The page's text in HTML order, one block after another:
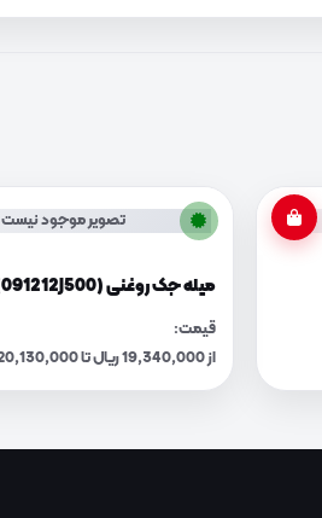
تصویر موجود نیست
میله جک روغنی (091212J500)
قیمت:
از 19,340,000 ریال تا 20,130,000 ریال